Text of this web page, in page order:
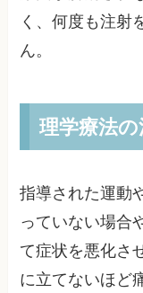
く、何度も注射
ん。
理学療法
指導された運動
っていない場合
て症状を悪化さ
に立てないほど